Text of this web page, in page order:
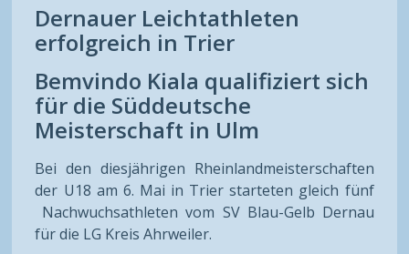
Dernauer Leichtathleten
erfolgreich in Trier
Bemvindo Kiala qualifiziert sich
für die Süddeutsche
Meisterschaft in Ulm
Bei den diesjährigen Rheinlandmeisterschaften
der U18 am 6. Mai in Trier starteten gleich fünf
Nachwuchsathleten vom SV Blau-Gelb Dernau
für die LG Kreis Ahrweiler.